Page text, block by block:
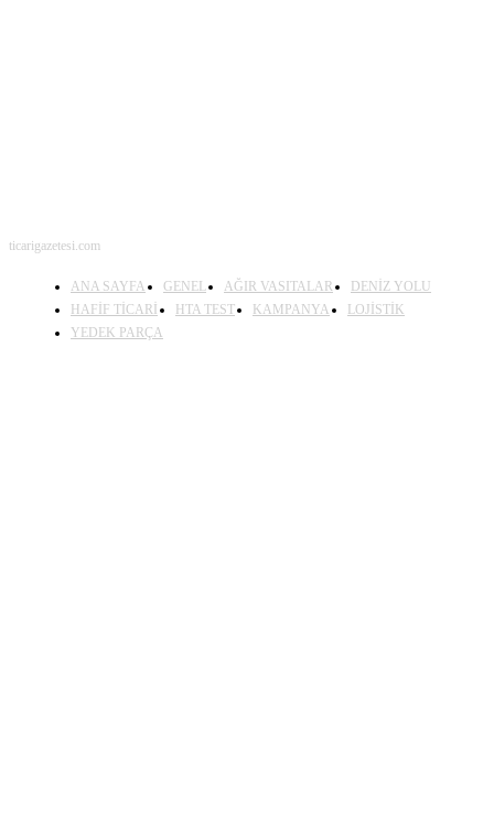
ticarigazetesi.com
ANA SAYFA GENEL AĞIR VASITALAR
DENİZ YOLU
HAFİF TİCARİ
HTA TEST KAMPANYA
LOJİSTİK
YEDEK PARÇA